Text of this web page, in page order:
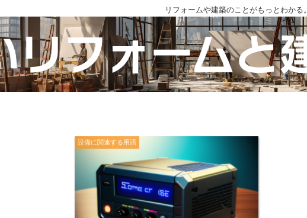
リフォームや建築のことがもっとわかる。
設備に関連する用語